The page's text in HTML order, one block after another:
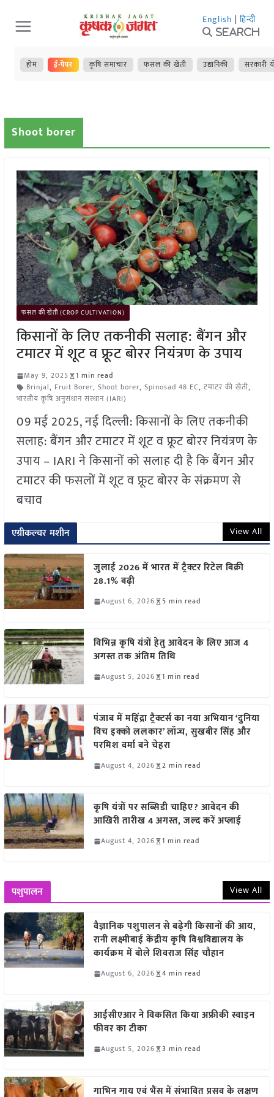
Skip
to
content
English | हिन्दी
Search
होम ई-पेपर कृषि समाचार फसल की खेती उद्यानिकी सरकारी
Shoot borer
फसल की खेती (CROP CULTIVATION)
किसानों के लिए तकनीकी सलाह: बैंगन और
टमाटर में शूट व फ्रूट बोरर नियंत्रण के उपाय
May 9, 2025
1 min read
Brinjal, Fruit Borer, Shoot borer, Spinosad 48 EC, टमाटर की खेती,
भारतीय कृषि अनुसंधान संस्थान (IARI)
09 मई 2025, नई दिल्ली: किसानों के लिए तकनीकी
सलाह: बैंगन और टमाटर में शूट व फ्रूट बोरर नियंत्रण के
उपाय – IARI ने किसानों को सलाह दी है कि बैंगन और
टमाटर की फसलों में शूट व फ्रूट बोरर के संक्रमण से
बचाव
एग्रीकल्चर मशीन View All
जुलाई 2026 में भारत में ट्रैक्टर रिटेल बिक्री
28.1% बढ़ी
August 6, 2026 5 min read
विभिन्न कृषि यंत्रों हेतु आवेदन के लिए आज 4
अगस्त तक अंतिम तिथि
August 5, 2026 1 min read
पंजाब में महिंद्रा ट्रैक्टर्स का नया अभियान ‘दुनिया
विच इक्को ललकार’ लॉन्च, सुखबीर सिंह और
परमिश वर्मा बने चेहरा
August 4, 2026 2 min read
कृषि यंत्रों पर सब्सिडी चाहिए? आवेदन की
आखिरी तारीख 4 अगस्त, जल्द करें अप्लाई
August 4, 2026 1 min read
पशुपालन View All
वैज्ञानिक पशुपालन से बढ़ेगी किसानों की आय,
रानी लक्ष्मीबाई केंद्रीय कृषि विश्वविद्यालय के
कार्यक्रम में बोले शिवराज सिंह चौहान
August 6, 2026 4 min read
आईसीएआर ने विकसित किया अफ्रीकी स्वाइन
फीवर का टीका
August 5, 2026 3 min read
गाभिन गाय एवं भैंस में संभावित प्रसव के लक्षण